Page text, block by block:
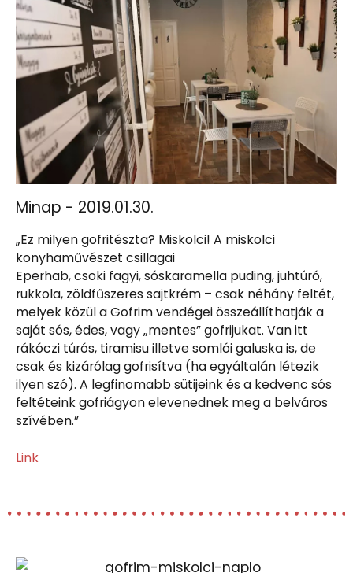
Minap - 2019.01.30.
„Ez milyen gofritészta? Miskolci! A miskolci
konyhaművészet csillagai
Eperhab, csoki fagyi, sóskaramella puding, juhtúró,
rukkola, zöldfűszeres sajtkrém – csak néhány feltét,
melyek közül a Gofrim vendégei összeállíthatják a
saját sós, édes, vagy „mentes” gofrijukat. Van itt
rákóczi túrós, tiramisu illetve somlói galuska is, de
csak és kizárólag gofrisítva (ha egyáltalán létezik
ilyen szó). A legfinomabb sütijeink és a kedvenc sós
feltéteink gofriágyon elevenednek meg a belváros
szívében.”
Link